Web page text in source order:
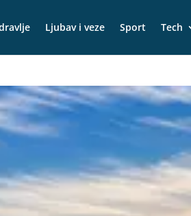
Ljubav i veze Sport Tech